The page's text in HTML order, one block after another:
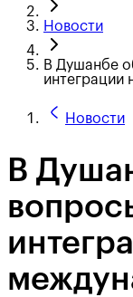
Новости
В Душанбе
интеграции
Новости
В